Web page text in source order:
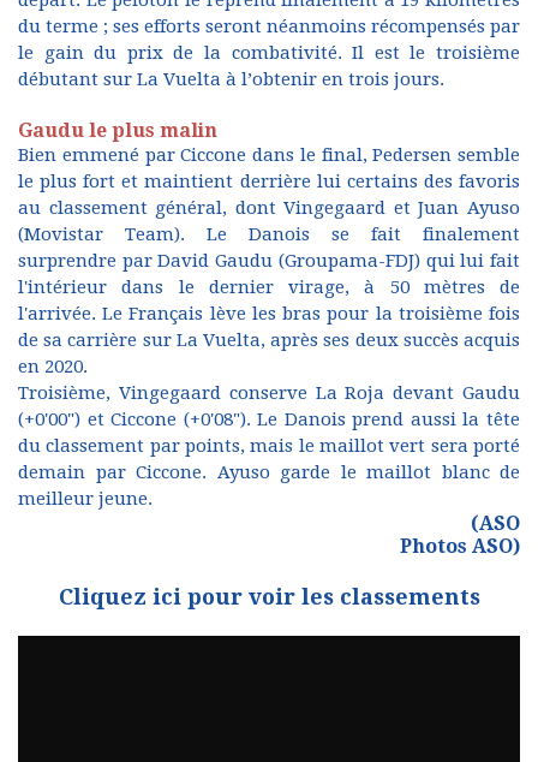
du terme ; ses efforts seront néanmoins récompensés par
le gain du prix de la combativité. Il est le troisième
débutant sur La Vuelta à l’obtenir en trois jours.
Gaudu le plus malin
Bien emmené par Ciccone dans le final, Pedersen semble
le plus fort et maintient derrière lui certains des favoris
au classement général, dont Vingegaard et Juan Ayuso
(Movistar Team). Le Danois se fait finalement
surprendre par David Gaudu (Groupama-FDJ) qui lui fait
l'intérieur dans le dernier virage, à 50 mètres de
l'arrivée. Le Français lève les bras pour la troisième fois
de sa carrière sur La Vuelta, après ses deux succès acquis
en 2020.
Troisième, Vingegaard conserve La Roja devant Gaudu
(+0'00") et Ciccone (+0'08"). Le Danois prend aussi la tête
du classement par points, mais le maillot vert sera porté
demain par Ciccone. Ayuso garde le maillot blanc de
meilleur jeune.
(ASO
Photos ASO)
Cliquez ici pour voir les classements